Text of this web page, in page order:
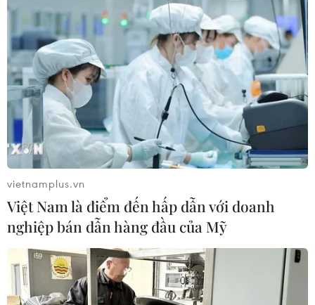
vietnamplus.vn
Việt Nam là điểm đến hấp dẫn với doanh
nghiệp bán dẫn hàng đầu của Mỹ